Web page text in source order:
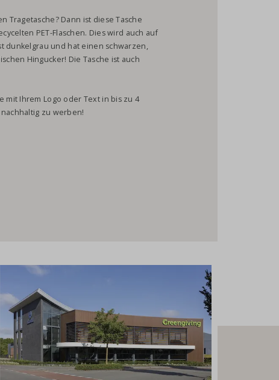
Tragetasche? Dann ist diese Tasche
PET-Flaschen. Dies wird auch auf
dunkelgrau und hat einen schwarzen,
Hingucker! Die Tasche ist auch
mit Ihrem Logo oder Text in bis zu 4
zu werben!